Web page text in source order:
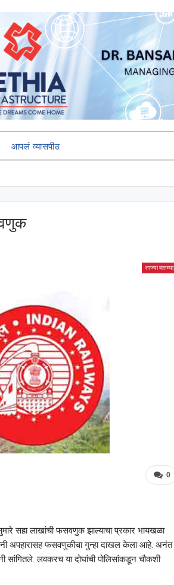
आपलं व्यासपीठ
ताज्या बातम्या
0
सहा लाखांची फसवणुक झाल्याचा प्रकार भायखळा
अपहारासह फसवणुकीचा गुन्हा दाखल केला आहे. अनंत
सांगितले. लवकरच या दोघांची पोलिसांकडून चौकशी